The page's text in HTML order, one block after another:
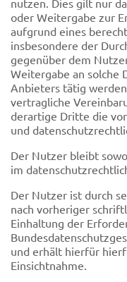
oder Weitergabe zur
aufgrund eines
insbesondere der
gegenüber dem
Weitergabe an solche
Anbieters tätig
vertragliche
derartige Dritte die
und
Der Nutzer bleibt
im
Der Nutzer ist durch
nach vorheriger
Einhaltung der
und erhält hierfür
Einsichtnahme.